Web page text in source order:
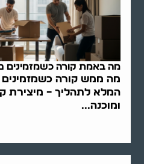
מה באמת קורה כשמזמינים
מה ממש קורה כשמזמינים
המלא לתהליך – מיצירת
ומוכנה...